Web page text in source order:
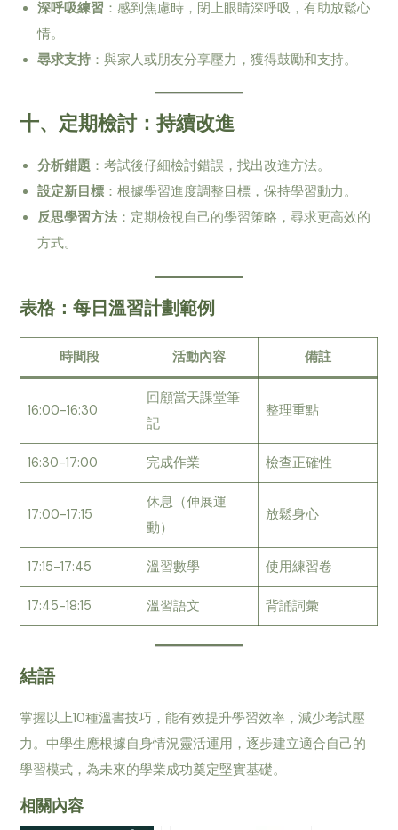
深呼吸練習 ：感到焦慮時，閉上眼睛深呼吸，有助放鬆心
情。
尋求支持 ：與家人或朋友分享壓力，獲得鼓勵和支持。
十、定期檢討：持續改進
分析錯題 ：考試後仔細檢討錯誤，找出改進方法。
設定新目標 ：根據學習進度調整目標，保持學習動力。
反思學習方法 ：定期檢視自己的學習策略，尋求更高效的
方式。
表格：每日溫習計劃範例
時間段 活動內容 備註
16:00-16:30
回顧當天課堂筆
記
整理重點
16:30-17:00 完成作業 檢查正確性
17:00-17:15
休息（伸展運
動）
放鬆身心
17:15-17:45 溫習數學 使用練習卷
17:45-18:15 溫習語文 背誦詞彙
結語
掌握以上10種溫書技巧，能有效提升學習效率，減少考試壓
力。中學生應根據自身情況靈活運用，逐步建立適合自己的
學習模式，為未來的學業成功奠定堅實基礎。
相關內容